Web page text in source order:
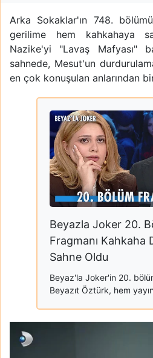
Arka Sokaklar'ın 748.
gerilime hem kahkahaya
Nazike'yi "Lavaş Mafyası"
sahnede, Mesut'un
en çok konuşulan anlarından
Beyazla Joker 20.
Fragmanı Kahkaha
Sahne Oldu
Beyaz'la Joker'in 20.
Beyazıt Öztürk, hem